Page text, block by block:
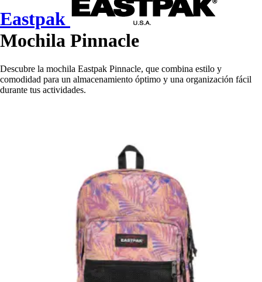
Eastpak
Mochila Pinnacle
Descubre la mochila Eastpak Pinnacle, que combina estilo y
comodidad para un almacenamiento óptimo y una organización fácil
durante tus actividades.